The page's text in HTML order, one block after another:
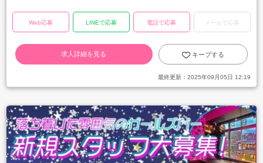
Web応募 LINEで応募 電話で応募 メールで応募
求人詳細を見る キープする
最終更新： 2025年09月05日 12:19